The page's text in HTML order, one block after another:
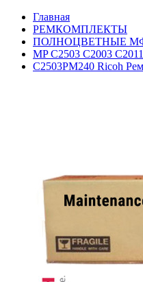
Главная
РЕМКОМПЛЕКТЫ
ПОЛНОЦВЕТНЫЕ
MP C2503 С2003 C2011
C2503PM240 Ricoh